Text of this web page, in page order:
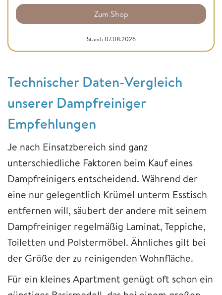
Zum Shop
Stand: 07.08.2026
Technischer Daten-Vergleich
unserer Dampfreiniger
Empfehlungen
Je nach Einsatzbereich sind ganz
unterschiedliche Faktoren beim Kauf eines
Dampfreinigers entscheidend. Während der
eine nur gelegentlich Krümel unterm Esstisch
entfernen will, säubert der andere mit seinem
Dampfreiniger regelmäßig Laminat, Teppiche,
Toiletten und Polstermöbel. Ähnliches gilt bei
der Größe der zu reinigenden Wohnfläche.
Für ein kleines Apartment genügt oft schon ein